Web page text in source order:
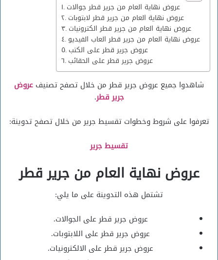
عروض نهاية العام من جرير قطر جوالات
عروض نهاية العام من جرير قطر لابتوبات
عروض نهاية العام من جرير قطر الكترونيات
عروض نهاية العام من جرير قطر العاب الفيديو
عروض جرير قطر على الكتب
عروض جرير قطر على الحقائب
شاهدوا جميع عروض جرير قطر من خلال تصفح تصنيف عروض
جرير قطر.
تعرفوا على شروط وخطوات تقسيط جرير من خلال تصفح تدوينة:
تقسيط جرير
عروض نهاية العام من جرير قطر
تشتمل هذه التدوينة على ما يلي:
عروض جرير قطر على الجوالات.
عروض جرير قطر على اللابتوبات.
عروض جرير قطر على الالكترونيات.